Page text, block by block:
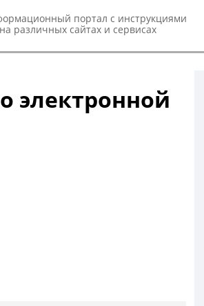
портал с инструкциями
различных сайтах и сервисах
электронной